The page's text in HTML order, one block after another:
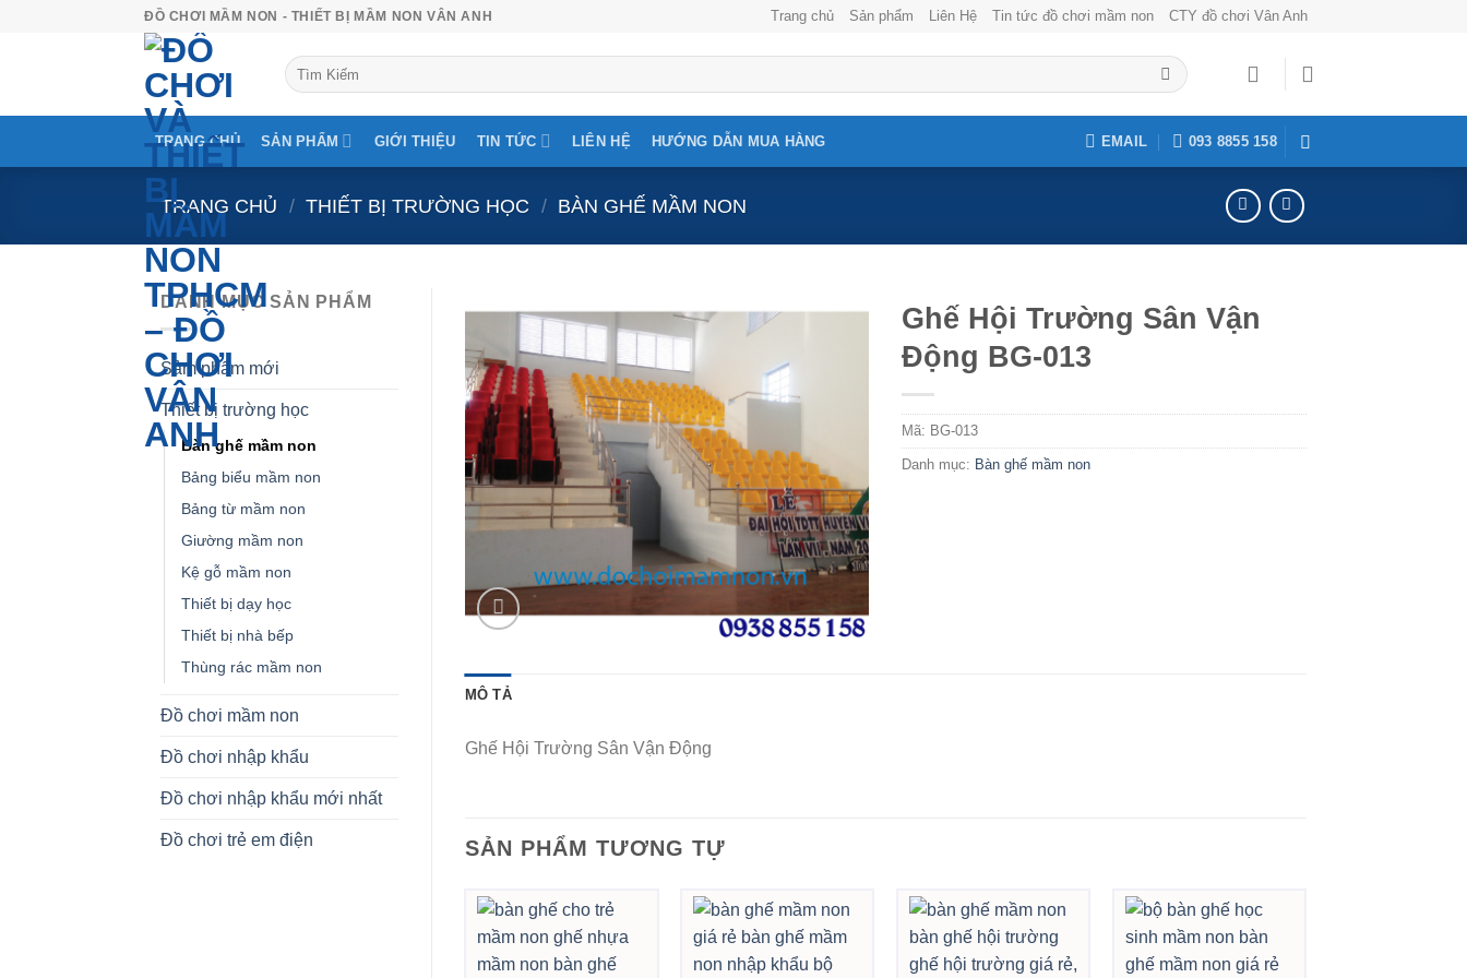
ĐỒ CHƠI MẦM NON - THIẾT BỊ MẦM NON VÂN ANH Trang chủ Sản phẩm Liên Hệ Tin tức đồ chơi mầm non CTY đồ chơi Vân Anh
Tìm
kiếm:
TRANG CHỦ SẢN PHẨM GIỚI THIỆU TIN TỨC LIÊN HỆ HƯỚNG DẪN MUA HÀNG EMAIL 093 8855 158
TRANG CHỦ / THIẾT BỊ TRƯỜNG HỌC / BÀN GHẾ MẦM NON
DANH MỤC SẢN PHẨM
Sảm phẩm mới
Thiết bị trường học
Bàn ghế mầm non
Bảng biểu mầm non
Bảng từ mầm non
Giường mầm non
Kệ gỗ mầm non
Thiết bị dạy học
Thiết bị nhà bếp
Thùng rác mầm non
Đồ chơi mầm non
Đồ chơi nhập khẩu
Đồ chơi nhập khẩu mới nhất
Đồ chơi trẻ em điện
Ghế Hội Trường Sân Vận
Động BG-013
Mã: BG-013
Danh mục: Bàn ghế mầm non
MÔ TẢ
Ghế Hội Trường Sân Vận Động
SẢN PHẨM TƯƠNG TỰ